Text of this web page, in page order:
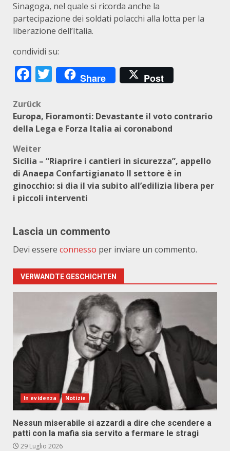
Sinagoga, nel quale si ricorda anche la
partecipazione dei soldati polacchi alla lotta per la
liberazione dell’Italia.
condividi su:
Facebook
Twitter
Share Post
Beitragsnavigation
Zurück
Europa, Fioramonti: Devastante il voto contrario
della Lega e Forza Italia ai coronabond
Weiter
Sicilia – “Riaprire i cantieri in sicurezza”, appello
di Anaepa Confartigianato Il settore è in
ginocchio: si dia il via subito all’edilizia libera per
i piccoli interventi
Lascia un commento
Devi essere connesso per inviare un commento.
VERWANDTE GESCHICHTEN
In evidenza Notizie
Nessun miserabile si azzardi a dire che scendere a
patti con la mafia sia servito a fermare le stragi
29 Luglio 2026